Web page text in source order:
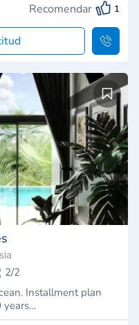
Recomendar 1
2/2
plan
years…